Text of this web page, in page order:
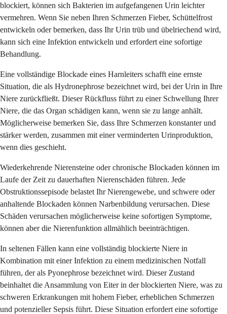
blockiert, können sich Bakterien im aufgefangenen Urin leichter
vermehren. Wenn Sie neben Ihren Schmerzen Fieber, Schüttelfrost
entwickeln oder bemerken, dass Ihr Urin trüb und übelriechend wird,
kann sich eine Infektion entwickeln und erfordert eine sofortige
Behandlung.
Eine vollständige Blockade eines Harnleiters schafft eine ernste
Situation, die als Hydronephrose bezeichnet wird, bei der Urin in Ihre
Niere zurückfließt. Dieser Rückfluss führt zu einer Schwellung Ihrer
Niere, die das Organ schädigen kann, wenn sie zu lange anhält.
Möglicherweise bemerken Sie, dass Ihre Schmerzen konstanter und
stärker werden, zusammen mit einer verminderten Urinproduktion,
wenn dies geschieht.
Wiederkehrende Nierensteine oder chronische Blockaden können im
Laufe der Zeit zu dauerhaften Nierenschäden führen. Jede
Obstruktionssepisode belastet Ihr Nierengewebe, und schwere oder
anhaltende Blockaden können Narbenbildung verursachen. Diese
Schäden verursachen möglicherweise keine sofortigen Symptome,
können aber die Nierenfunktion allmählich beeinträchtigen.
In seltenen Fällen kann eine vollständig blockierte Niere in
Kombination mit einer Infektion zu einem medizinischen Notfall
führen, der als Pyonephrose bezeichnet wird. Dieser Zustand
beinhaltet die Ansammlung von Eiter in der blockierten Niere, was zu
schweren Erkrankungen mit hohem Fieber, erheblichen Schmerzen
und potenzieller Sepsis führt. Diese Situation erfordert eine sofortige